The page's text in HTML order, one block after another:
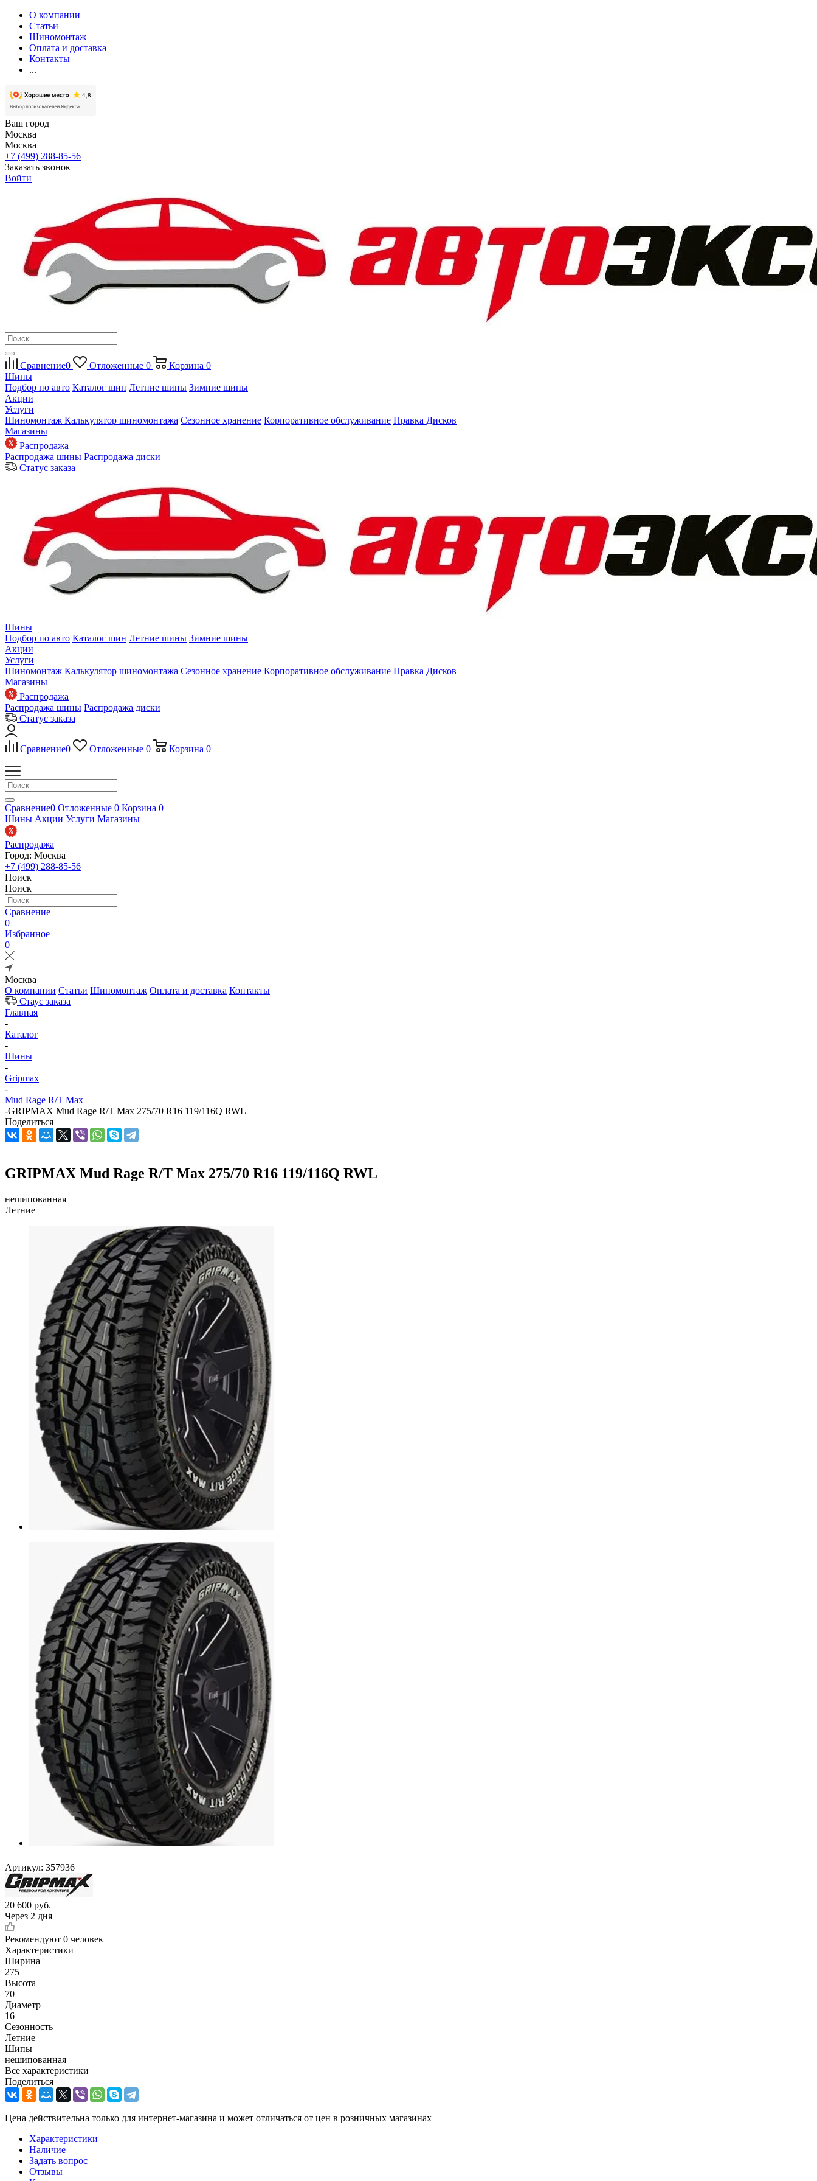
О компании
Статьи
Шиномонтаж
Оплата и доставка
Контакты
...
Ваш город
Москва
Москва
+7 (499) 288-85-56
Заказать звонок
Войти
Сравнение0 Отложенные 0 Корзина 0
Шины
Подбор по авто Каталог шин Летние шины Зимние шины
Акции
Услуги
Шиномонтаж Калькулятор шиномонтажа Сезонное хранение Корпоративное обслуживание Правка Дисков
Магазины
Распродажа
Распродажа шины Распродажа диски
Статус заказа
Шины
Подбор по авто Каталог шин Летние шины Зимние шины
Акции
Услуги
Шиномонтаж Калькулятор шиномонтажа Сезонное хранение Корпоративное обслуживание Правка Дисков
Магазины
Распродажа
Распродажа шины Распродажа диски
Статус заказа
Сравнение0 Отложенные 0 Корзина 0
Сравнение0 Отложенные 0 Корзина 0
Шины Акции Услуги Магазины
Распродажа
Город: Москва
+7 (499) 288-85-56
Поиск
Поиск
Сравнение
0
Избранное
0
Москва
О компании Статьи Шиномонтаж Оплата и доставка Контакты
Стаус заказа
Главная
-
Каталог
-
Шины
-
Gripmax
-
Mud Rage R/T Max
-GRIPMAX Mud Rage R/T Max 275/70 R16 119/116Q RWL
Поделиться
GRIPMAX Mud Rage R/T Max 275/70 R16 119/116Q RWL
нешипованная
Летние
Артикул: 357936
20 600 руб.
Через 2 дня
Рекомендуют 0 человек
Характеристики
Ширина
275
Высота
70
Диаметр
16
Сезонность
Летние
Шипы
нешипованная
Все характеристики
Поделиться
Цена действительна только для интернет-магазина и может отличаться от цен в розничных магазинах
Характеристики
Наличие
Задать вопрос
Отзывы